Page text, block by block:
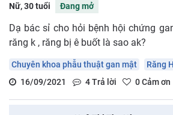
Nữ, 30 tuổi Đang mở
Dạ bác sỉ cho hỏi bệnh hội chứng
răng k , răng bị ê buốt là sao ak?
Chuyên khoa phẫu thuật gan mật Răng
16/09/2021
4Trả lời 0Cảm ơn